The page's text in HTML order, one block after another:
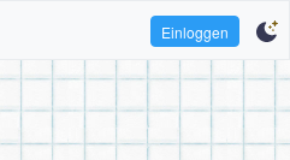
Einloggen